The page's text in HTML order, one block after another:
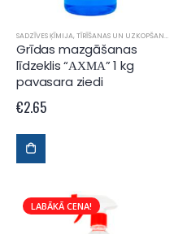
SADZĪVES ĶĪMIJA, TĪRĪŠANAS UN UZKOPŠANAS LĪDZEKĻI
Grīdas mazgāšanas
līdzeklis “АХМА” 1 kg
pavasara ziedi
€2.65
LABĀKĀ CENA!